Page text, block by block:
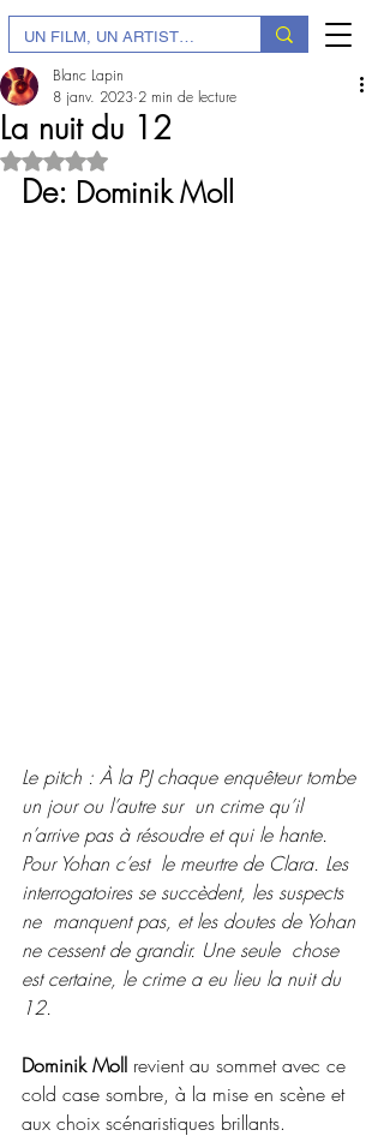
La nuit du 12
Blanc Lapin
8 janv. 2023 2 min de lecture
Noté NaN étoiles sur 5.
De: Dominik Moll
Le pitch : À la PJ chaque enquêteur tombe
un jour ou l’autre sur  un crime qu’il
n’arrive pas à résoudre et qui le hante.
Pour Yohan c’est  le meurtre de Clara. Les
interrogatoires se succèdent, les suspects
ne  manquent pas, et les doutes de Yohan
ne cessent de grandir. Une seule  chose
est certaine, le crime a eu lieu la nuit du
12.
Dominik Moll revient au sommet avec ce
cold case sombre, à la mise en scène et
aux choix scénaristiques brillants.